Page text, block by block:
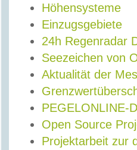
Höhensysteme
Einzugsgebiete
24h Regenradar
Seezeichen von
Aktualität der
PEGELONLINE-
Open Source
Projektarbeit zur